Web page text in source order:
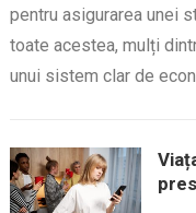
pentru asigurarea unei
toate acestea, mulți
unui sistem clar de